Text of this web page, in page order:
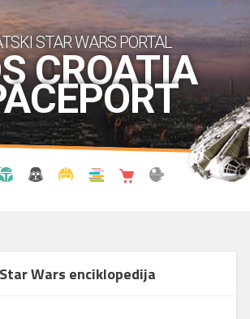
STAR WARS PORTAL
CROATIA
Wars enciklopedija